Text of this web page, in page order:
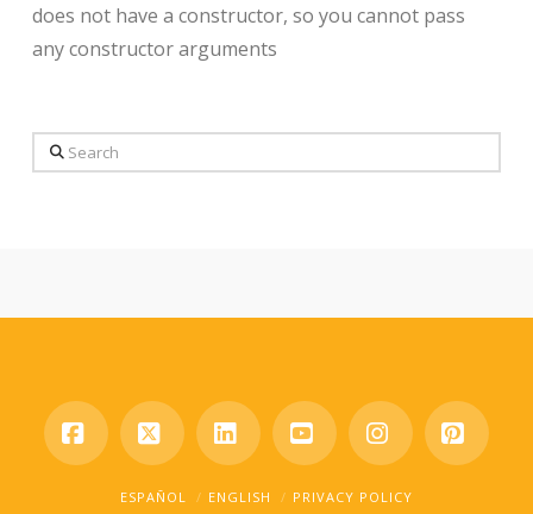
does not have a constructor, so you cannot pass
any constructor arguments
Search
Facebook
X LinkedInYouTubeInstagram
ESPAÑOL ENGLISH PRIVACY POLICY